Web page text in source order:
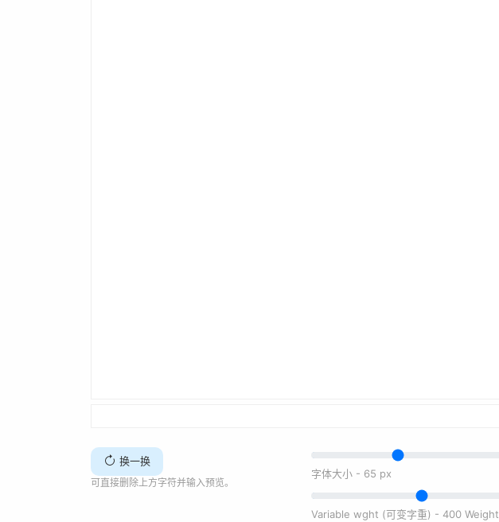
换一换
可直接删除上方字符并输入预览。
字体大小 - 65 px
Variable wght (可变字重) - 400 Weight